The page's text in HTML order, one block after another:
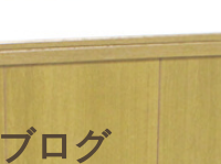
ブログ